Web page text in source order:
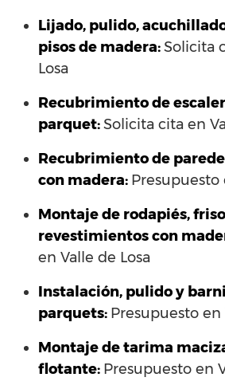
Lijado, pulido,
pisos de madera:Solicita
Losa
Recubrimiento de
parquet:Solicita cita en
Recubrimiento de
con madera: Presupuesto
Montaje de rodapiés,
revestimientos con
en Valle de Losa
Instalación, pulido y
parquets: Presupuesto en
Montaje de tarima
flotante: Presupuesto en